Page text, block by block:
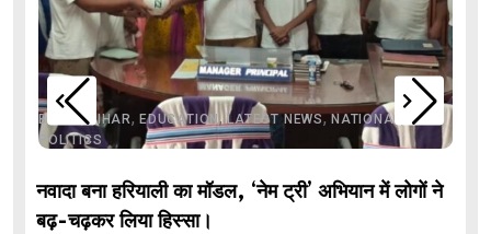
BIHAR,BIHAR, EDUCATION,LATEST NEWS,NATIONAL
POLITICS
नवादा बना हरियाली का मॉडल, ‘नेम ट्री’ अभियान में लोगों ने
बढ़-चढ़कर लिया हिस्सा।